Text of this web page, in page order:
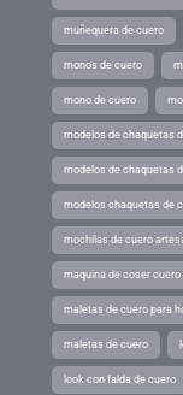
muñequera de cuero
monos de cuero
mono de cuero
modelos de chaquetas
modelos de chaquetas
modelos chaquetas de
mochilas de cuero
maquina de coser cuero
maletas de cuero para
maletas de cuero
look con falda de cuero